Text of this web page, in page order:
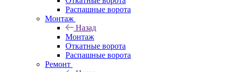
Распашные ворота
Монтаж
Назад
Монтаж
Откатные ворота
Распашные ворота
Ремонт